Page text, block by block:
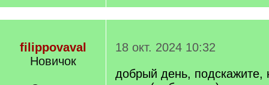
filippovaval
Новичок
18 окт. 2024 10:32
добрый день, подскажите,